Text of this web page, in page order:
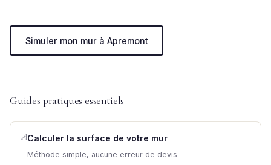
Simuler mon mur à Apremont
Guides pratiques essentiels
📐 Calculer la surface de votre mur
Méthode simple, aucune erreur de devis